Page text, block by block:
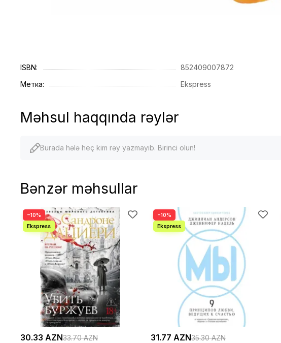
ISBN:
852409007872
Метка:
Ekspress
Məhsul haqqında rəylər
Burada hələ heç kim rəy yazmayıb. Birinci olun!
Bənzər məhsullar
−10%
30.33 AZN33.70 AZN
−10%
31.77 AZN35.30 AZN